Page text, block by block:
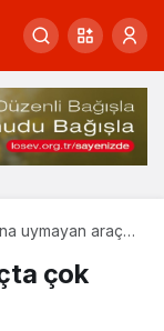
uymayan araçta
çok
0 Paylaş